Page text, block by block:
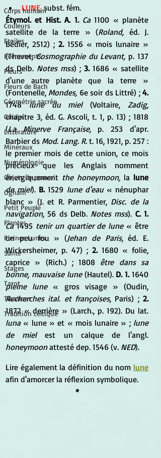
Corps humain
Couleurs
Etoiles
Evénements
Fleurs
Fleurs de Bach
Géométrie sacrée
Guides
Littérature
Minéraux
Numérologie
Objets de pouvoir
Ogham
Petit Peuple
Plantes
Pleines Lunes
Santé
Stages
Tarot
Tambour
Tradition celtique
LUNE, subst. fém.
Étymol. et Hist. A. 1. Ca 1100 « planète
satellite de la terre » (Roland, éd. J.
Bédier, 2512) ; 2. 1556 « mois lunaire »
(Thevet, Cosmographie du Levant, p. 137
ds Delb. Notes mss) ; 3. 1686 « satellite
d'une autre planète que la terre »
(Fontenelle, Mondes, 6e soir ds Littré) ; 4.
1748 lune du miel (Voltaire, Zadig,
chapitre 3, éd. G. Ascoli, t. 1, p. 13) ; 1818
(La Minerve Française, p. 253 d'apr.
Barbier ds Mod. Lang. R. t. 16, 1921, p. 257 :
le premier mois de cette union, ce mois
précieux que les Anglais nomment
énergiquement the honeymoon, la lune
de miel). B. 1529 lune d'eau « nénuphar
blanc » (J. et R. Parmentier, Disc. de la
navigation, 56 ds Delb. Notes mss). C. 1.
Ca 1495 tenir un quartier de lune « être
un peu fou » (Jehan de Paris, éd. E.
Wickersheimer, p. 47) ; 2. 1680 « folie,
caprice » (Rich.) ; 1808 être dans sa
bonne, mauvaise lune (Hautel). D. 1.
pleine lune
Recherches ital. et françoises, Paris) ; 2.
luna « lune » et « mois lunaire » ; lune
de miel
honeymoon attesté dep. 1546 (v. NED).
Lire également la définition du nom lune
afin d'amorcer la réflexion symbolique.
*